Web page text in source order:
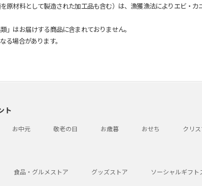
材料として製造された加工品も含む）は、漁獲漁法によりエビ・
はお届けする商品に含まれておりません。
場合があります。
ト
お中元 敬老の日 お歳暮 おせち クリ
食品・グルメストア グッズストア ソーシャルギフト